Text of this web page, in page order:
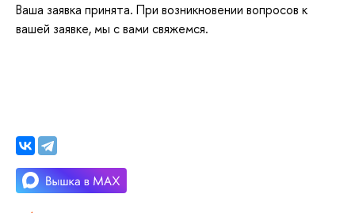
аша заявка принята. При возникновении вопросов к
ашей заявке, мы с вами свяжемся.